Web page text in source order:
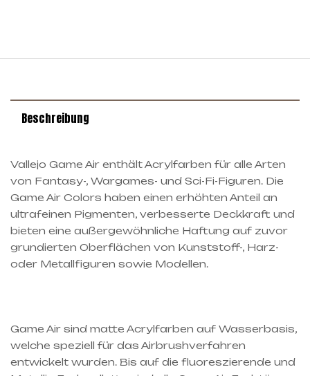
Beschreibung
Vallejo Game Air enthält Acrylfarben für alle Arten
von Fantasy-, Wargames- und Sci-Fi-Figuren. Die
Game Air Colors haben einen erhöhten Anteil an
ultrafeinen Pigmenten, verbesserte Deckkraft und
bieten eine außergewöhnliche Haftung auf zuvor
grundierten Oberflächen von Kunststoff-, Harz-
oder Metallfiguren sowie Modellen.
Game Air sind matte Acrylfarben auf Wasserbasis,
welche speziell für das Airbrushverfahren
entwickelt wurden. Bis auf die fluoreszierende und